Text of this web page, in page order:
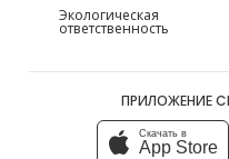
Экологическая
ответственность
ПРИЛОЖЕНИЕ
Скачать в
App Store